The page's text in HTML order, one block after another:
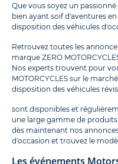
Que vous soyez un
bien ayant soif d'aventures
disposition des véhicules
Retrouvez toutes les
marque ZERO
Nos experts trouvent pour
MOTORCYCLES sur le
disposition des véhicules
sont disponibles et
une large gamme de
dès maintenant nos
d'occasion et trouvez le
Les événements